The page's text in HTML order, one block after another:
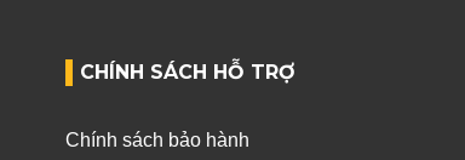
CHÍNH SÁCH HỖ TRỢ
Chính sách bảo hành